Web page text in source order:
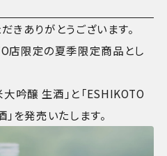
きありがとうございます。
店限定の夏季限定商品とし
吟醸 生酒」と「ESHIKOTO
を発売いたします。